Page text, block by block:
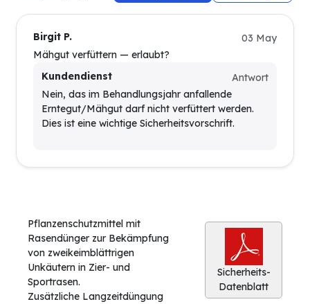
Birgit P.
03 May
Mähgut verfüttern — erlaubt?
Kundendienst
Antwort
Nein, das im Behandlungsjahr anfallende
Erntegut/Mähgut darf nicht verfüttert werden.
Dies ist eine wichtige Sicherheitsvorschrift.
Pflanzenschutzmittel mit
Rasendünger zur Bekämpfung
von zweikeimblättrigen
Unkäutern in Zier- und
Sportrasen.
Zusätzliche Langzeitdüngung
Sicherheits-
Datenblatt